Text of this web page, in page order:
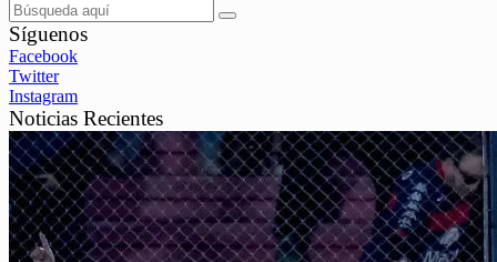
Síguenos
Facebook
Twitter
Instagram
Noticias Recientes